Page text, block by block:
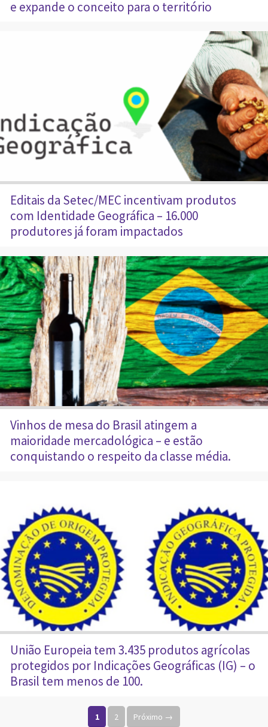
e expande o conceito para o território
Editais da Setec/MEC incentivam produtos
com Identidade Geográfica – 16.000
produtores já foram impactados
Vinhos de mesa do Brasil atingem a
maioridade mercadológica – e estão
conquistando o respeito da classe média.
União Europeia tem 3.435 produtos agrícolas
protegidos por Indicações Geográficas (IG) – o
Brasil tem menos de 100.
Paginação de posts
1 2 Próximo →